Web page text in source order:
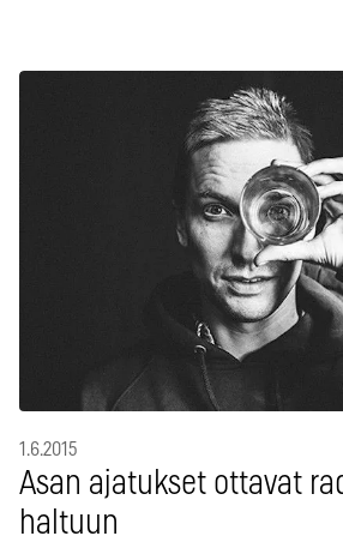
1.6.2015
Asan ajatukset ottavat
haltuun